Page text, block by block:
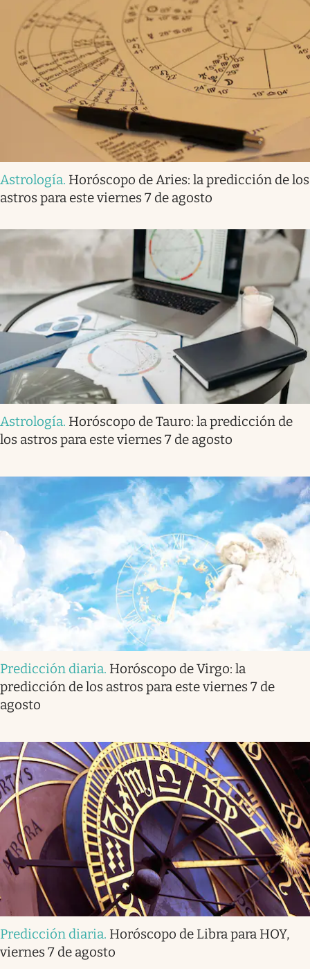
Astrología. Horóscopo de Aries: la predicción de los
astros para este viernes 7 de agosto
Astrología. Horóscopo de Tauro: la predicción de
los astros para este viernes 7 de agosto
Predicción diaria. Horóscopo de Virgo: la
predicción de los astros para este viernes 7 de
agosto
Predicción diaria. Horóscopo de Libra para HOY,
viernes 7 de agosto